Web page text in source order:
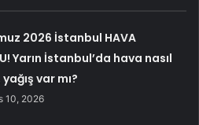
2026 İstanbul HAVA
Yarın İstanbul’da hava nasıl
var mı?
10, 2026